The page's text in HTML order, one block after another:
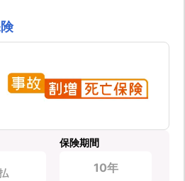
保険期間
10年